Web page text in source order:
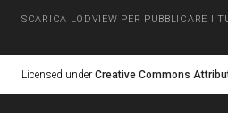
SCARICA LODVIEW PER PUBBLICARE I
Licensed under Creative Commons